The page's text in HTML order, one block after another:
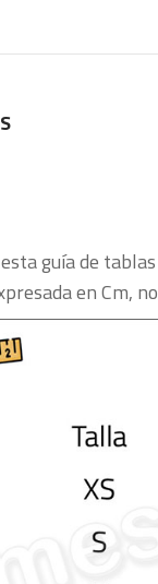
guía de
en Cm,